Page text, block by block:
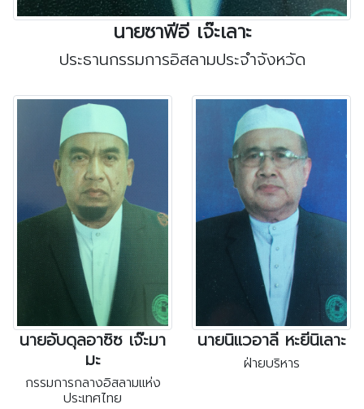
นายซาฟีอี เจ๊ะเลาะ
ประธานกรรมการอิสลามประจำจังหวัด
นายอับดุลอาซิซ เจ๊ะมา
มะ
กรรมการกลางอิสลามแห่ง
ประเทศไทย
นายนิแวอาลี หะยีนิเลาะ
ฝ่ายบริหาร